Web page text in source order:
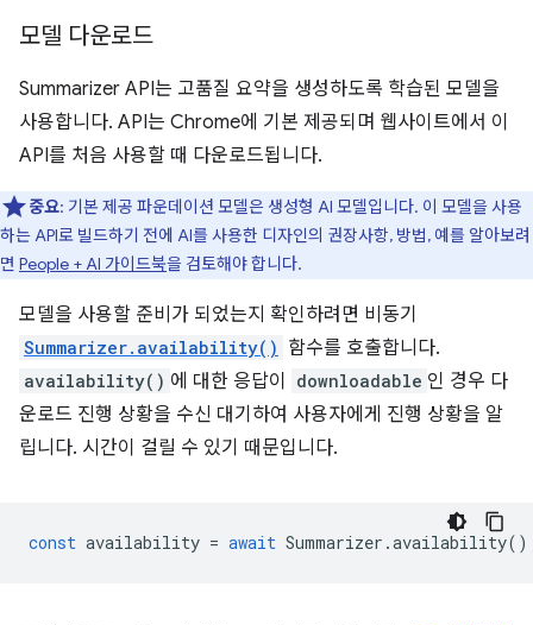
모델 다운로드
Summarizer API는 고품질 요약을 생성하도록 학습된 모델을
사용합니다. API는 Chrome에 기본 제공되며 웹사이트에서 이
API를 처음 사용할 때 다운로드됩니다.
중요: 기본 제공 파운데이션 모델은 생성형 AI 모델입니다. 이 모델을 사용
하는 API로 빌드하기 전에 AI를 사용한 디자인의 권장사항, 방법, 예를 알아보려
면 People + AI 가이드북을 검토해야 합니다.
모델을 사용할 준비가 되었는지 확인하려면 비동기
Summarizer.availability() 함수를 호출합니다.
availability() 에 대한 응답이 downloadable 인 경우 다
운로드 진행 상황을 수신 대기하여 사용자에게 진행 상황을 알
립니다. 시간이 걸릴 수 있기 때문입니다.
const availability = await Summarizer .availability